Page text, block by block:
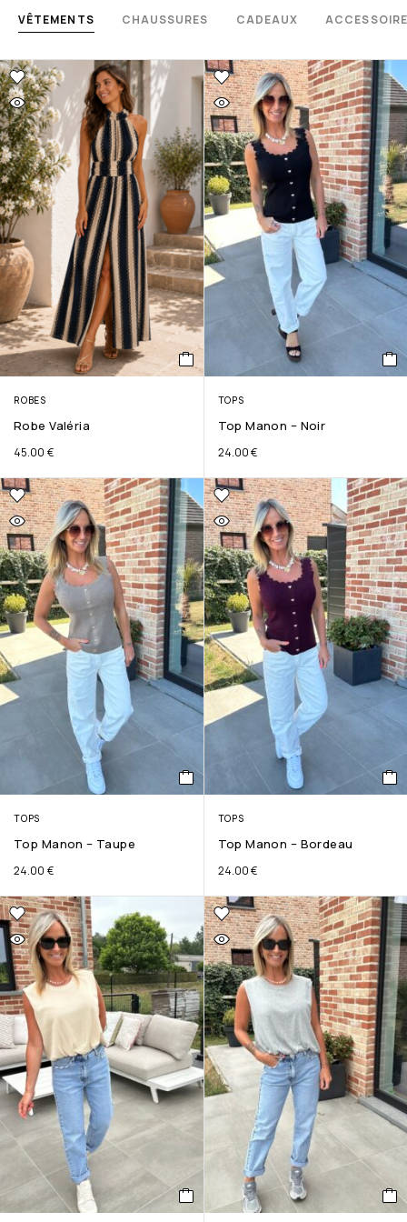
VÊTEMENTS CHAUSSURES CADEAUX
ROBES
Robe Valéria
45.00 €
TOPS
Top Manon – Noir
24.00€
TOPS
Top Manon – Taupe
24.00 €
TOPS
Top Manon – Bordeau
24.00€